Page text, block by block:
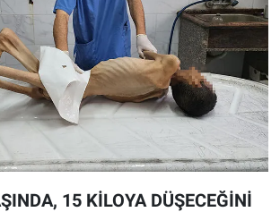
15 KİLOYA DÜŞECEĞİNİ